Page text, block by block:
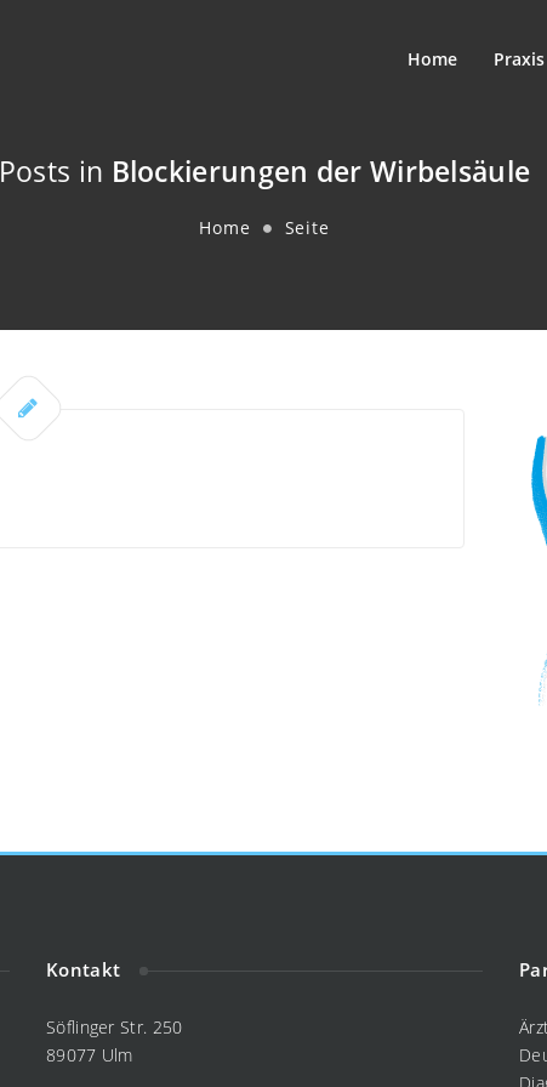
Home Praxis
Posts in Blockierungen der Wirbelsäule
Home Seite
Kontakt
Söflinger Str. 250
89077 Ulm